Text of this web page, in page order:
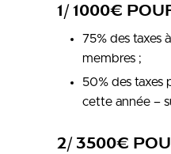
1/ 1000€
75% des taxes
membres ;
50% des taxes
cette année –
2/ 3500€